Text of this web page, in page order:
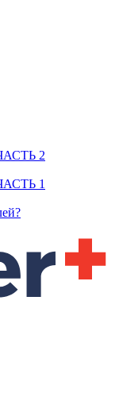
2
1